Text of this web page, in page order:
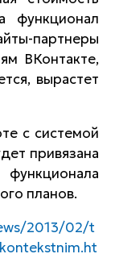
функционал
партнеры
ВКонтакте,
вырастет
с системой
привязана
планов.
2013/02/t